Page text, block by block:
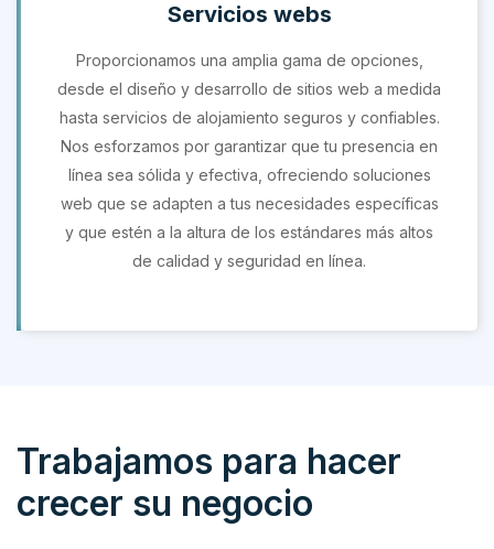
Servicios webs
Proporcionamos una amplia gama de opciones,
desde el diseño y desarrollo de sitios web a medida
hasta servicios de alojamiento seguros y confiables.
Nos esforzamos por garantizar que tu presencia en
línea sea sólida y efectiva, ofreciendo soluciones
web que se adapten a tus necesidades específicas
y que estén a la altura de los estándares más altos
de calidad y seguridad en línea.
Trabajamos para hacer
crecer su negocio